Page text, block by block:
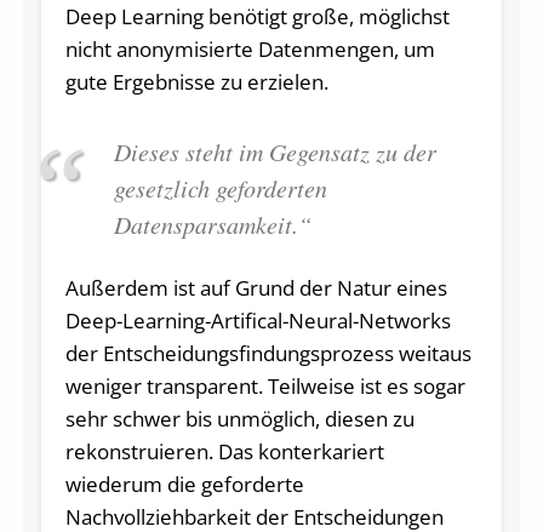
Deep Learning benötigt große, möglichst
nicht anonymisierte Datenmengen, um
gute Ergebnisse zu erzielen.
Dieses steht im Gegensatz zu der
gesetzlich geforderten
Datensparsamkeit.“
Außerdem ist auf Grund der Natur eines
Deep-Learning-Artifical-Neural-Networks
der Entscheidungsfindungsprozess weitaus
weniger transparent. Teilweise ist es sogar
sehr schwer bis unmöglich, diesen zu
rekonstruieren. Das konterkariert
wiederum die geforderte
Nachvollziehbarkeit der Entscheidungen